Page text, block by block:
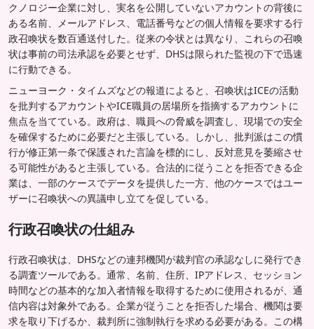
クノロジー企業に対し、実名を公開していないアカウントの背後に
ある名前、メールアドレス、電話番号などの個人情報を要求する行
政召喚状を数百通送付した。従来の令状とは異なり、これらの召喚
状は事前の司法承認を必要とせず、DHSは限られた監視の下で迅速
に行動できる。
ニューヨーク・タイムズなどの報道によると、召喚状はICEの活動
を批判するアカウントやICE職員の居場所を指摘するアカウントに
焦点を当てている。政府は、職員への脅威を調査し、現場での安全
を確保するために必要だと主張している。しかし、批判派はこの慣
行が修正第一条で保護された言論を標的にし、反対意見を萎縮させ
る可能性があると主張している。合法的に従うことを拒否できる企
業は、一部のケースでデータを提供した一方、他のケースではユー
ザーに召喚状への異議申し立てを促している。
行政召喚状の仕組み
行政召喚状は、DHSなどの連邦機関が裁判官の承認なしに発行でき
る調査ツールである。通常、名前、住所、IPアドレス、セッション
時間などの基本的な加入者情報を取得するために使用されるが、通
信内容は対象外である。企業が従うことを拒否した場合、機関は要
求を取り下げるか、裁判所に強制執行を求める必要がある。この構